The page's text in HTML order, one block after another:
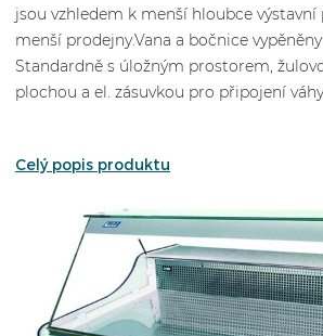
jsou vzhledem k menší hloubce
menší prodejny.Vana a bočnice
Standardně s úložným prostorem,
plochou a el. zásuvkou pro připojení
Celý popis produktu